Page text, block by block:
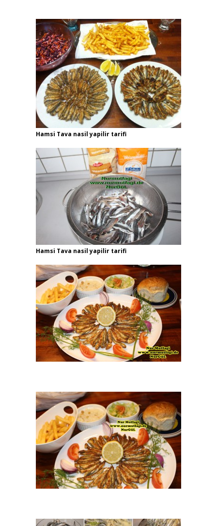
Hamsi Tava nasil yapilir tarifi
Hamsi Tava nasil yapilir tarifi